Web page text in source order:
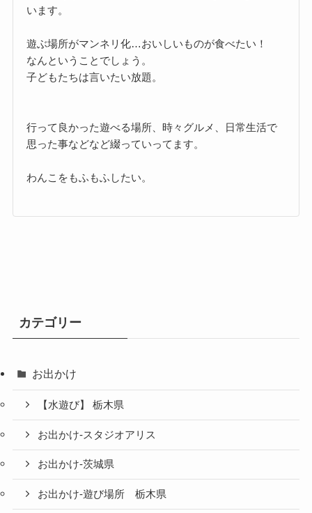
います。
遊ぶ場所がマンネリ化…おいしいものが食べたい！
なんということでしょう。
子どもたちは言いたい放題。
行って良かった遊べる場所、時々グルメ、日常生活で
思った事などなど綴っていってます。
わんこをもふもふしたい。
カテゴリー
お出かけ
【水遊び】 栃木県
お出かけ-スタジオアリス
お出かけ-茨城県
お出かけ-遊び場所 栃木県